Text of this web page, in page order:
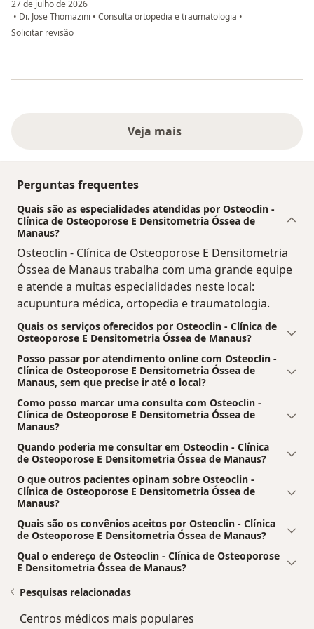
27 de julho de 2026
• Dr. Jose Thomazini • Consulta ortopedia e traumatologia •
na opinião do utilizador Eduardo
Solicitar revisão
Veja mais
Perguntas frequentes
Quais são as especialidades atendidas por Osteoclin -
Clínica de Osteoporose E Densitometria Óssea de
Manaus?
Osteoclin - Clínica de Osteoporose E Densitometria
Óssea de Manaus trabalha com uma grande equipe
e atende a muitas especialidades neste local:
acupuntura médica, ortopedia e traumatologia.
Quais os serviços oferecidos por Osteoclin - Clínica de
Osteoporose E Densitometria Óssea de Manaus?
Posso passar por atendimento online com Osteoclin -
Clínica de Osteoporose E Densitometria Óssea de
Manaus, sem que precise ir até o local?
Como posso marcar uma consulta com Osteoclin -
Clínica de Osteoporose E Densitometria Óssea de
Manaus?
Quando poderia me consultar em Osteoclin - Clínica
de Osteoporose E Densitometria Óssea de Manaus?
O que outros pacientes opinam sobre Osteoclin -
Clínica de Osteoporose E Densitometria Óssea de
Manaus?
Quais são os convênios aceitos por Osteoclin - Clínica
de Osteoporose E Densitometria Óssea de Manaus?
Qual o endereço de Osteoclin - Clínica de Osteoporose
E Densitometria Óssea de Manaus?
Pesquisas relacionadas
Centros médicos mais populares